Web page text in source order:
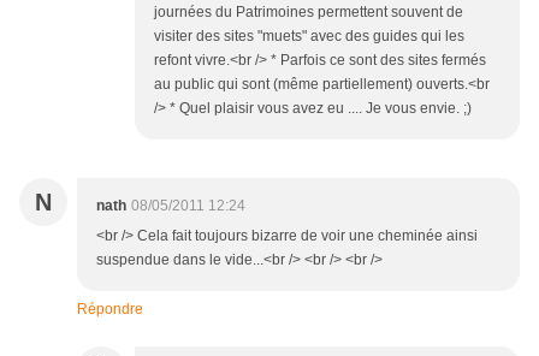
journées du Patrimoines permettent souvent de
visiter des sites "muets" avec des guides qui les
refont vivre.<br /> * Parfois ce sont des sites fermés
au public qui sont (même partiellement) ouverts.<br
/> * Quel plaisir vous avez eu .... Je vous envie. ;)
N nath 08/05/2011 12:24
<br /> Cela fait toujours bizarre de voir une cheminée ainsi
suspendue dans le vide...<br /> <br /> <br />
Répondre